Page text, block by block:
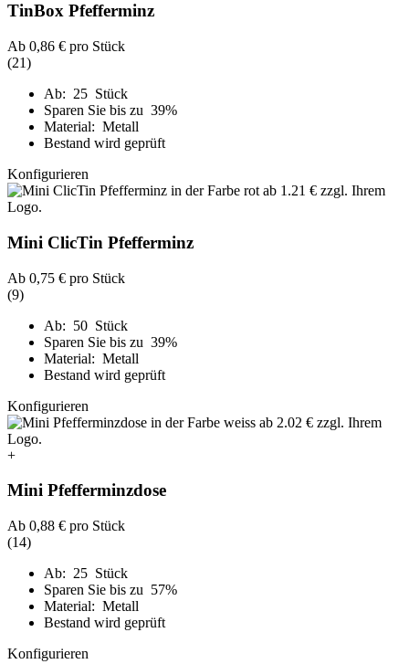
TinBox Pfefferminz
Ab 0,86 € pro Stück
(21)
Ab: 25 Stück
Sparen Sie bis zu 39%
Material: Metall
Bestand wird geprüft
Konfigurieren
Mini ClicTin Pfefferminz
Ab 0,75 € pro Stück
(9)
Ab: 50 Stück
Sparen Sie bis zu 39%
Material: Metall
Bestand wird geprüft
Konfigurieren
+
Mini Pfefferminzdose
Ab 0,88 € pro Stück
(14)
Ab: 25 Stück
Sparen Sie bis zu 57%
Material: Metall
Bestand wird geprüft
Konfigurieren